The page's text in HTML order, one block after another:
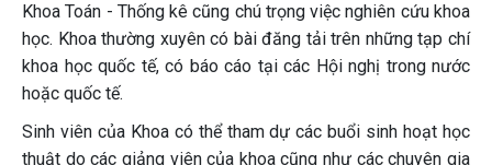
Khoa Toán - Thống kê cũng chú trọng việc nghiên cứu khoa
học. Khoa thường xuyên có bài đăng tải trên những tạp chí
khoa học quốc tế, có báo cáo tại các Hội nghị trong nước
hoặc quốc tế.
Sinh viên của Khoa có thể tham dự các buổi sinh hoạt học
thuật do các giảng viên của khoa cũng như các chuyên gia